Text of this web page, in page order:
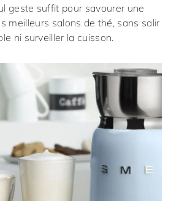
geste suffit pour savourer une
meilleurs salons de thé, sans salir
ni surveiller la cuisson.